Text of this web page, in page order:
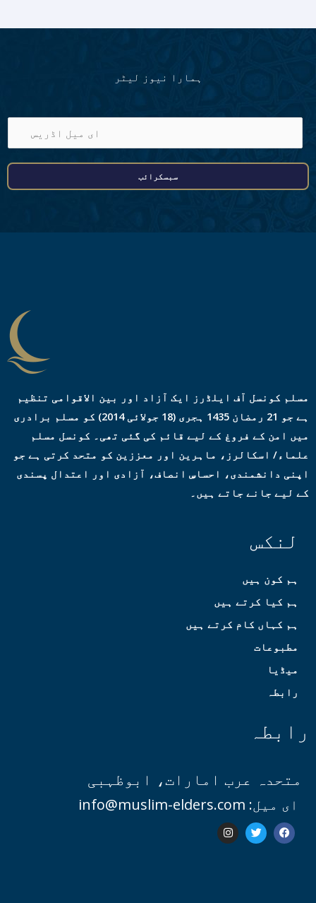
ہمارا نیوز لیٹر
ی
م
سبسکرائب
مسلم کونسل آف ایلڈرز ایک آزاد اور بین الاقوامی تنظیم
ہے جو 21 رمضان 1435 ہجری (18 جولائی 2014) کو مسلم برادری
میں امن کے فروغ کے لیے قائم کی گئی تھی۔ کونسل مسلم
علماء/ اسکالرز، ماہرین اور معززین کو متحد کرتی ہے جو
اپنی دانشمندی، احساسِ انصاف، آزادی اور اعتدال پسندی
کے لیے جانے جاتے ہیں۔
لنکس
ہم کون ہیں
ہم کیا کرتے ہیں
ہم کہاں کام کرتے ہیں
مطبوعات
میڈیا
رابطہ
رابطہ
متحدہ عرب امارات، ابوظہبی
ای میل: info@muslim-elders.com